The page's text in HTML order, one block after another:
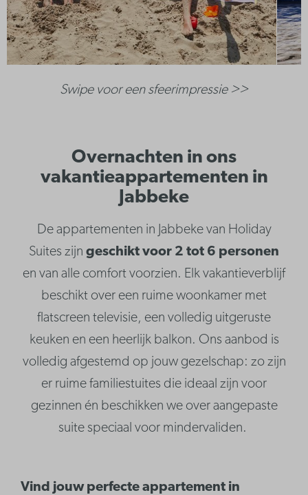
Swipe voor een sfeerimpressie >>
Overnachten in ons
vakantieappartementen in
Jabbeke
De appartementen in Jabbeke van Holiday
Suites zijn geschikt voor 2 tot 6 personen
en van alle comfort voorzien. Elk vakantieverblijf
beschikt over een ruime woonkamer met
flatscreen televisie, een volledig uitgeruste
keuken en een heerlijk balkon. Ons aanbod is
volledig afgestemd op jouw gezelschap: zo zijn
er ruime familiestuites die ideaal zijn voor
gezinnen én beschikken we over aangepaste
suite speciaal voor mindervaliden.
Vind jouw perfecte appartement in